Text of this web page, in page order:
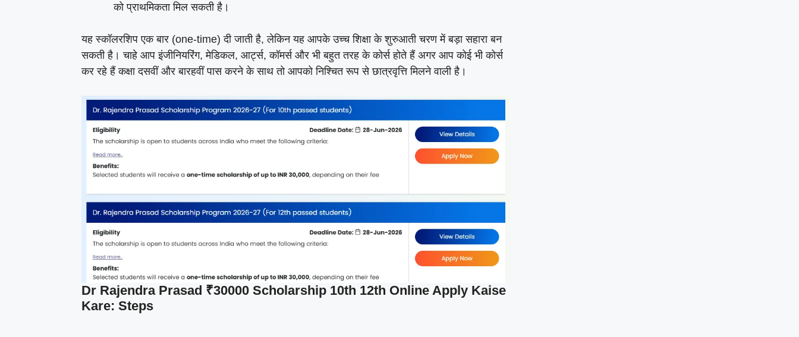
को प्राथमिकता मिल सकती है।
यह स्कॉलरशिप एक बार (one-time) दी जाती है, लेकिन यह आपके उच्च शिक्षा के शुरुआती चरण में बड़ा सहारा बन
सकती है। चाहे आप इंजीनियरिंग, मेडिकल, आर्ट्स, कॉमर्स और भी बहुत तरह के कोर्स होते हैं अगर आप कोई भी कोर्स
कर रहे हैं कक्षा दसवीं और बारहवीं पास करने के साथ तो आपको निश्चित रूप से छात्रवृत्ति मिलने वाली है।
Dr Rajendra Prasad ₹30000 Scholarship 10th 12th Online Apply Kaise
Kare: Steps